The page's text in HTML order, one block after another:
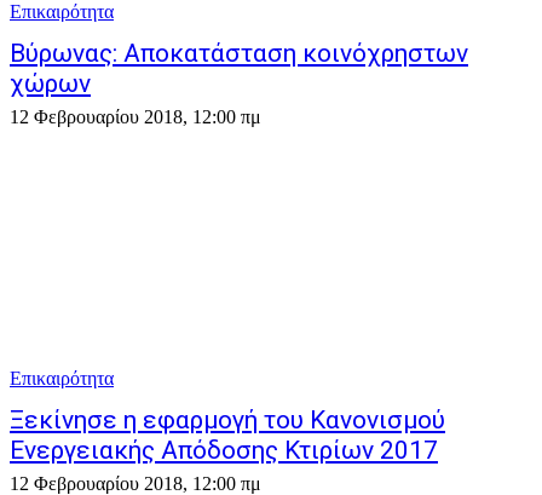
Επικαιρότητα
Βύρωνας: Αποκατάσταση κοινόχρηστων
χώρων
12 Φεβρουαρίου 2018, 12:00 πμ
Επικαιρότητα
Ξεκίνησε η εφαρμογή του Κανονισμού
Ενεργειακής Απόδοσης Κτιρίων 2017
12 Φεβρουαρίου 2018, 12:00 πμ